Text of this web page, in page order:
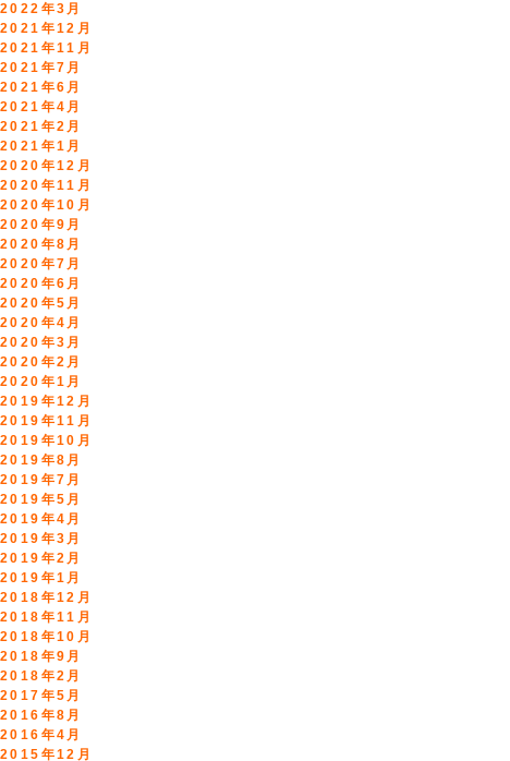
2022年3月
2021年12月
2021年11月
2021年7月
2021年6月
2021年4月
2021年2月
2021年1月
2020年12月
2020年11月
2020年10月
2020年9月
2020年8月
2020年7月
2020年6月
2020年5月
2020年4月
2020年3月
2020年2月
2020年1月
2019年12月
2019年11月
2019年10月
2019年8月
2019年7月
2019年5月
2019年4月
2019年3月
2019年2月
2019年1月
2018年12月
2018年11月
2018年10月
2018年9月
2018年2月
2017年5月
2016年8月
2016年4月
2015年12月